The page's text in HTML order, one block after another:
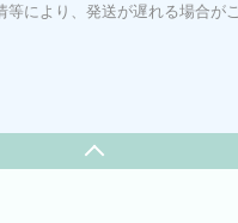
により、発送が遅れる場合がご